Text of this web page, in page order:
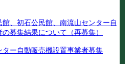
、初石公民館、南流山センター自
募集結果について（再募集）
ー自動販売機設置事業者募集